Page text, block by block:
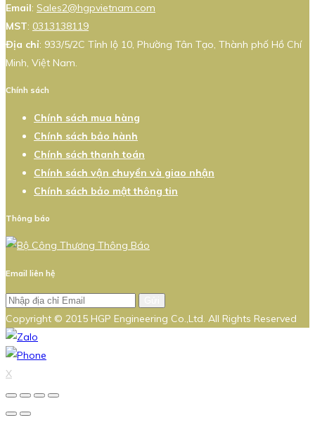
Email: Sales2@hgpvietnam.com
MST: 0313138119
Địa chỉ: 933/5/2C Tỉnh lộ 10, Phường Tân Tạo, Thành phố Hồ Chí
Minh, Việt Nam.
Chính sách
Chính sách mua hàng
Chính sách bảo hành
Chính sách thanh toán
Chính sách vận chuyển và giao nhận
Chính sách bảo mật thông tin
Thông báo
Email liên hệ
Copyright © 2015 HGP Engineering Co.,Ltd. All Rights Reserved
X